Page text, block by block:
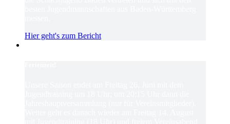
Hier geht's zum Bericht